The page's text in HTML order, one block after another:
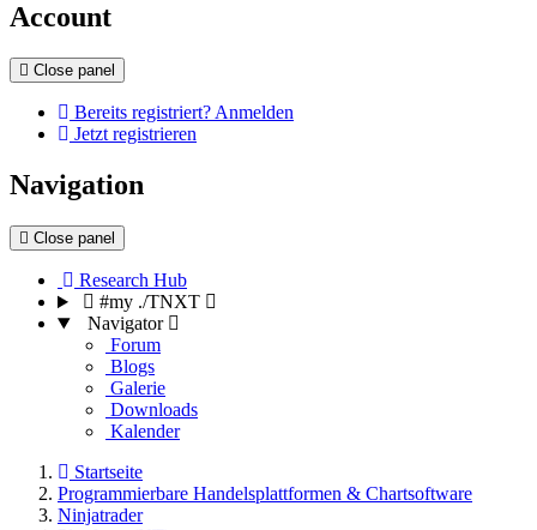
Account
Close panel
Bereits registriert? Anmelden
Jetzt registrieren
Navigation
Close panel
Research Hub
#my ./TNXT
Navigator
Forum
Blogs
Galerie
Downloads
Kalender
Startseite
Programmierbare Handelsplattformen & Chartsoftware
Ninjatrader